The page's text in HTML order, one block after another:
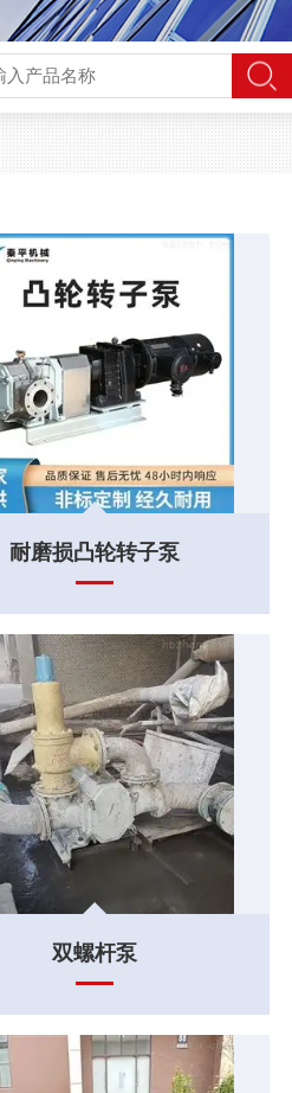
耐磨损凸轮转子泵
双螺杆泵